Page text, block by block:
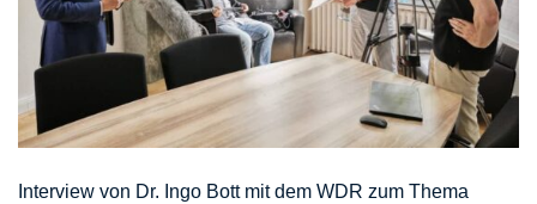
Interview von Dr. Ingo Bott mit dem WDR zum Thema